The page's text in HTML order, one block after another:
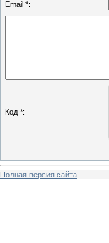
Email *:
Код *:
Полная версия сайта